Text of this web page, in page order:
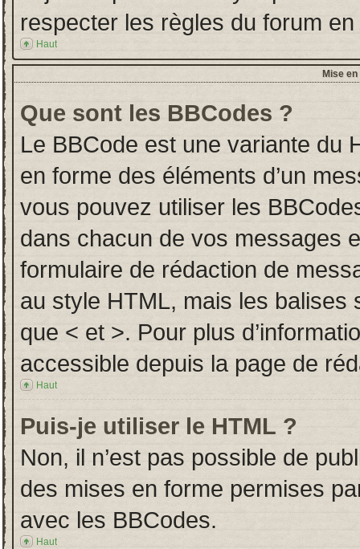
respecter les règles du forum
Haut
Mise
Que sont les BBCodes ?
Le BBCode est une variante du
en forme des éléments d’un
vous pouvez utiliser les
dans chacun de vos messages
formulaire de rédaction de
au style HTML, mais les
que < et >. Pour plus
accessible depuis la page de
Haut
Puis-je utiliser le HTML ?
Non, il n’est pas possible de
des mises en forme permises
avec les BBCodes.
Haut